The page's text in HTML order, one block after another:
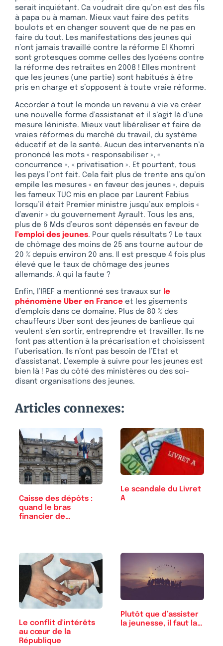
serait inquiétant. Ca voudrait dire qu’on est des fils
à papa ou à maman. Mieux vaut faire des petits
boulots et en changer souvent que de ne pas en
faire du tout. Les manifestations des jeunes qui
n’ont jamais travaillé contre la réforme El Khomri
sont grotesques comme celles des lycéens contre
la réforme des retraites en 2008 ! Elles montrent
que les jeunes (une partie) sont habitués à être
pris en charge et s’opposent à toute vraie réforme.
Accorder à tout le monde un revenu à vie va créer
une nouvelle forme d’assistanat et il s’agit là d’une
mesure léniniste. Mieux vaut libéraliser et faire de
vraies réformes du marché du travail, du système
éducatif et de la santé. Aucun des intervenants n’a
prononcé les mots « responsabiliser », «
concurrence », « privatisation ». Et pourtant, tous
les pays l’ont fait. Cela fait plus de trente ans qu’on
empile les mesures « en faveur des jeunes », depuis
les fameux TUC mis en place par Laurent Fabius
lorsqu’il était Premier ministre jusqu’aux emplois «
d’avenir » du gouvernement Ayrault. Tous les ans,
plus de 6 Mds d’euros sont dépensés en faveur de
l’emploi des jeunes. Pour quels résultats ? Le taux
de chômage des moins de 25 ans tourne autour de
20 % depuis environ 20 ans. Il est presque 4 fois plus
élevé que le taux de chômage des jeunes
allemands. A qui la faute ?
Enfin, l’IREF a mentionné ses travaux sur le
phénomène Uber en France et les gisements
d’emplois dans ce domaine. Plus de 80 % des
chauffeurs Uber sont des jeunes de banlieue qui
veulent s’en sortir, entreprendre et travailler. Ils ne
font pas attention à la précarisation et choisissent
l’uberisation. Ils n’ont pas besoin de l’Etat et
d’assistanat. L’exemple à suivre pour les jeunes est
bien là ! Pas du côté des ministères ou des soi-
disant organisations des jeunes.
Articles connexes:
Caisse des dépôts :
quand le bras
financier de…
Le scandale du Livret
A
Le conflit d'intérêts
au cœur de la
République
Plutôt que d’assister
la jeunesse, il faut la…